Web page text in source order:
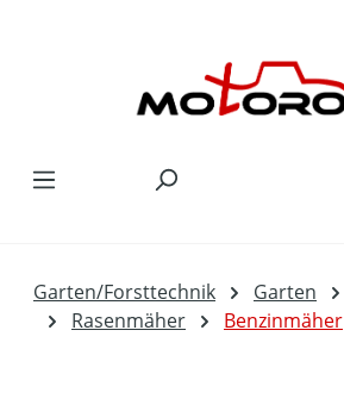
Garten/Forsttechnik Garten
Rasenmäher
Benzinmäher